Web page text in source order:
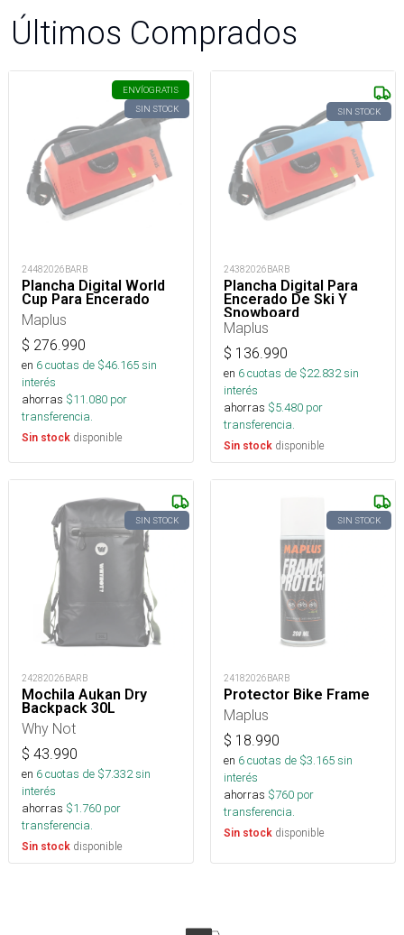
Últimos Comprados
ENVÍOGRATIS
SIN STOCK
24482026BARB
Plancha Digital World
Cup Para Encerado
Maplus
$ 276.990
en 6cuotas de $46.165sin
interés
ahorras $11.080 por
transferencia.
Sin stock disponible
SIN STOCK
24382026BARB
Plancha Digital Para
Encerado De Ski Y
Snowboard
Maplus
$ 136.990
en 6cuotas de $22.832sin
interés
ahorras $5.480 por
transferencia.
Sin stock disponible
SIN STOCK
24282026BARB
Mochila Aukan Dry
Backpack 30L
Why Not
$ 43.990
en 6cuotas de $7.332sin
interés
ahorras $1.760 por
transferencia.
Sin stock disponible
SIN STOCK
24182026BARB
Protector Bike Frame
Maplus
$ 18.990
en 6cuotas de $3.165sin
interés
ahorras $760 por
transferencia.
Sin stock disponible